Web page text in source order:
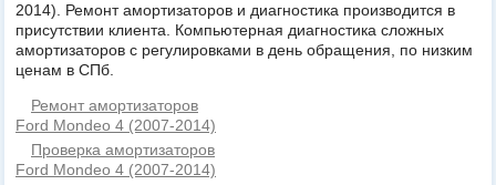
2014). Ремонт амортизаторов и диагностика производится в
присутствии клиента. Компьютерная диагностика сложных
амортизаторов с регулировками в день обращения, по низким
ценам в СПб.
Ремонт амортизаторов
Ford Mondeo 4 (2007-2014)
Проверка амортизаторов
Ford Mondeo 4 (2007-2014)